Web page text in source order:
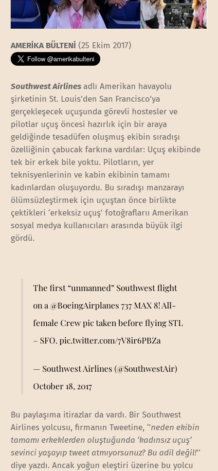
AMERİKA BÜLTENİ (25 Ekim 2017)
Southwest Airlines adlı Amerikan havayolu
şirketinin St. Louis’den San Francisco’ya
gerçekleşecek uçuşunda görevli hostesler ve
pilotlar uçuş öncesi hazırlık için bir araya
geldiğinde tesadüfen oluşmuş ekibin sıradışı
özelliğinin çabucak farkına vardılar: Uçuş ekibinde
tek bir erkek bile yoktu. Pilotların, yer
teknisyenlerinin ve kabin ekibinin tamamı
kadınlardan oluşuyordu. Bu sıradışı manzarayı
ölümsüzleştirmek için uçuştan önce birlikte
çektikleri ‘erkeksiz uçuş’ fotoğraflarıı Amerikan
sosyal medya kullanıcıları arasında büyük ilgi
gördü.
The first “unmanned” Southwest flight
on a @BoeingAirplanes 737 MAX 8! All-
female Crew pic taken before flying STL
– SFO. pic.twitter.com/7V8ir6PBZa
— Southwest Airlines (@SouthwestAir)
October 18, 2017
Bu paylaşıma itirazlar da vardı. Bir Southwest
Airlines yolcusu, firmanın Tweetine, ‘’neden ekibin
tamamı erkeklerden oluştuğunda ‘kadınsız uçuş’
sevinci yaşayıp tweet atmıyorsunuz? Bu adil değil!’’
diye yazdı. Ancak yoğun eleştiri üzerine bu yolcu